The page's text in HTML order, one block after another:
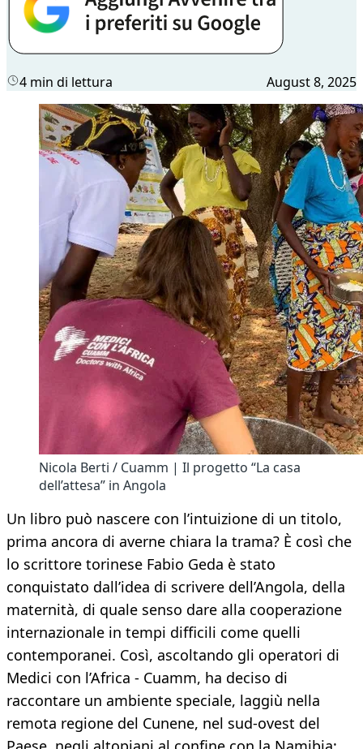
4 min di lettura August 8, 2025
Nicola Berti / Cuamm | Il progetto “La casa
dell’attesa” in Angola
Un libro può nascere con l’intuizione di un titolo,
prima ancora di averne chiara la trama? È così che
lo scrittore torinese Fabio Geda è stato
conquistato dall’idea di scrivere dell’Angola, della
maternità, di quale senso dare alla cooperazione
internazionale in tempi difficili come quelli
contemporanei. Così, ascoltando gli operatori di
Medici con l’Africa - Cuamm, ha deciso di
raccontare un ambiente speciale, laggiù nella
remota regione del Cunene, nel sud-ovest del